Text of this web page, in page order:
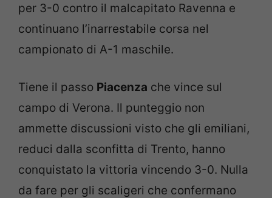
per 3-0 contro il malcapitato Ravenna e
continuano l’inarrestabile corsa nel
campionato di A-1 maschile.
Tiene il passo Piacenza che vince sul
campo di Verona. Il punteggio non
ammette discussioni visto che gli emiliani,
reduci dalla sconfitta di Trento, hanno
conquistato la vittoria vincendo 3-0. Nulla
da fare per gli scaligeri che confermano